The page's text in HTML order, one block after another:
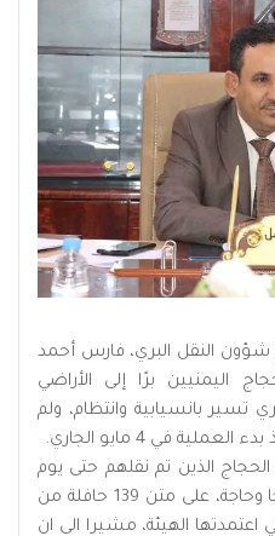
شؤون النقل البري، فارس أحمد
اليمنيين برًا إلى الأراضي
تسير بانسيابية وانتظام، ولم
في 4 مايو الجاري.
الذين تم نقلهم حتى يوم
أمس بلغ خمسة آلاف و56 حاجًا وحاجة، على متن 139 حافلة من
اعتمدتها الهيئة، مشيرا الى ان